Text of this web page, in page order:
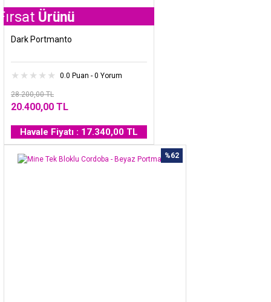
Dark Portmanto
0.0 Puan - 0 Yorum
28.200,00 TL
20.400,00 TL
Havale Fiyatı : 17.340,00 TL
%62